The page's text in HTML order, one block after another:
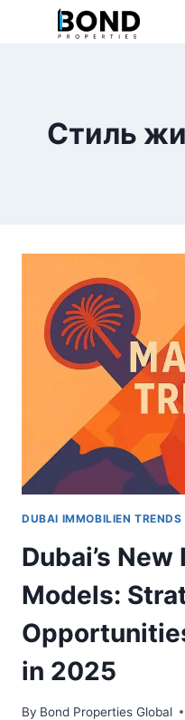
Стиль
DUBAI IMMOBILIEN TRENDS
Dubai’s
Models:
in 2025
By Bond Properties Global